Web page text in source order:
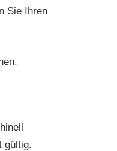
Sie Ihren
gültig.